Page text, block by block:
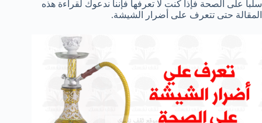
سلبا على الصحة فإذا كنت لا تعرفها فإننا ندعوك لقراءة هذه
المقالة حتى تتعرف على أضرار الشيشة.